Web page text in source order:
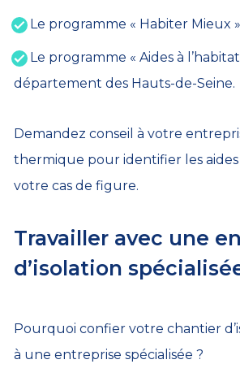
Le programme « Habiter Mieux »
Le programme « Aides à
département des Hauts-de-Seine.
Demandez conseil à votre
thermique pour identifier les aides
votre cas de figure.
Travailler avec une
d’isolation
Pourquoi confier votre chantier
à une entreprise spécialisée ?